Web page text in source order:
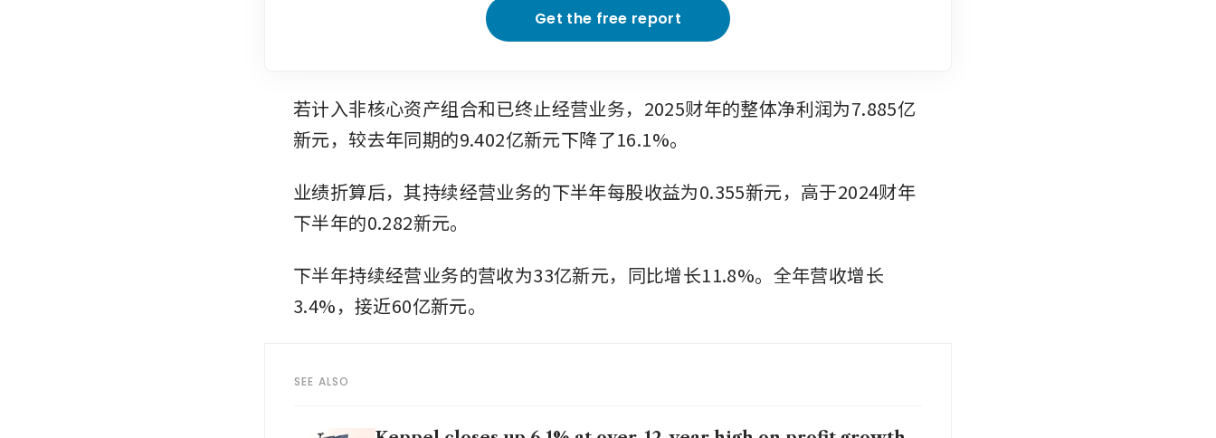
Get the free report
若计入非核心资产组合和已终止经营业务，2025财年的整体净利润为7.885亿
新元，较去年同期的9.402亿新元下降了16.1%。
业绩折算后，其持续经营业务的下半年每股收益为0.355新元，高于2024财年
下半年的0.282新元。
下半年持续经营业务的营收为33亿新元，同比增长11.8%。全年营收增长
3.4%，接近60亿新元。
SEE ALSO